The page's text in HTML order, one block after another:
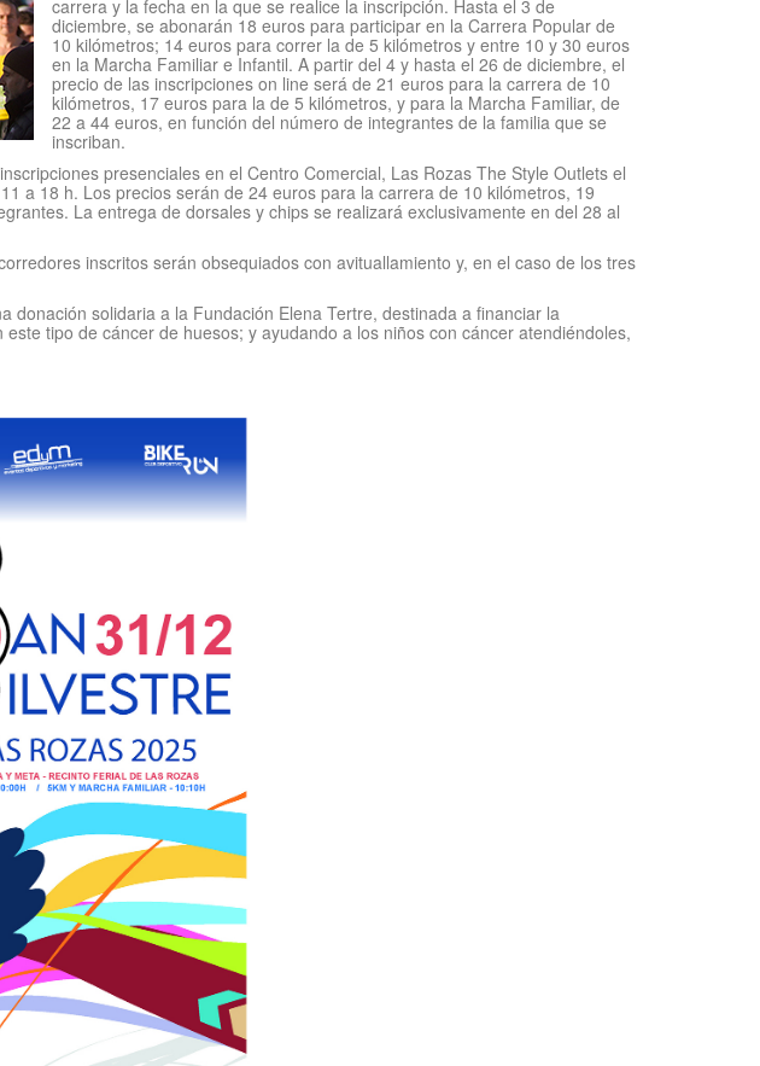
carrera y la fecha en la que se realice la inscripción. Hasta el 3 de
diciembre, se abonarán 18 euros para participar en la Carrera Popular de
10 kilómetros; 14 euros para correr la de 5 kilómetros y entre 10 y 30 euros
en la Marcha Familiar e Infantil. A partir del 4 y hasta el 26 de diciembre, el
precio de las inscripciones on line será de 21 euros para la carrera de 10
kilómetros, 17 euros para la de 5 kilómetros, y para la Marcha Familiar, de
22 a 44 euros, en función del número de integrantes de la familia que se
inscriban.
presenciales en el Centro Comercial, Las Rozas The Style Outlets el
a 18 h. Los precios serán de 24 euros para la carrera de 10 kilómetros, 19
La entrega de dorsales y chips se realizará exclusivamente en del 28 al
inscritos serán obsequiados con avituallamiento y, en el caso de los tres
solidaria a la Fundación Elena Tertre, destinada a financiar la
tipo de cáncer de huesos; y ayudando a los niños con cáncer atendiéndoles,